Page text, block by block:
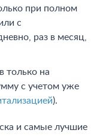
при полном
с
раз в месяц,
только на
с учетом уже
).
и самые лучшие